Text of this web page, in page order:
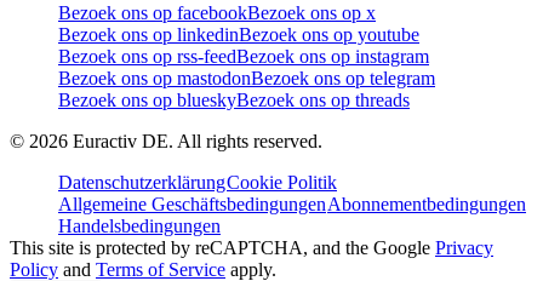
Bezoek ons op facebookBezoek ons op x
Bezoek ons op linkedinBezoek ons op youtube
Bezoek ons op rss-feedBezoek ons op instagram
Bezoek ons op mastodonBezoek ons op telegram
Bezoek ons op blueskyBezoek ons op threads
© 2026 Euractiv DE. All rights reserved.
DatenschutzerklärungCookie Politik
Allgemeine GeschäftsbedingungenAbonnementbedingungen
Handelsbedingungen
This site is protected by reCAPTCHA, and the Google Privacy
Policy and Terms of Service apply.